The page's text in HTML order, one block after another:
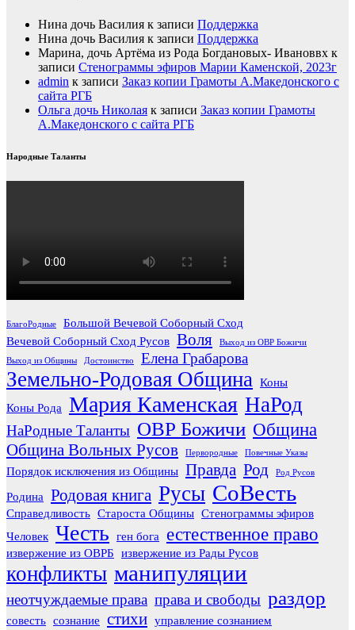
Нина дочь Василия к записи Поддержка
Нина дочь Василия к записи Поддержка
Марина, дочь Артёма из Рода Богдановых- Ивановвх к
записи Стенограммы эфиров Марии Каменской, 2023г
admin к записи Заказ копии Грамоты А.Македонского с
сайта РГБ
Ольга дочь Николая к записи Заказ копии Грамоты
А.Македонского с сайта РГБ
Народные Таланты
БлагоРодные
Большой Вечевой Соборный Сход
Вечевой Соборный Сход Русов Воля Выход из ОВР Божичи
Выход из Общины Достоинство Елена Грабарова
Земельно-Родовая Община Коны
Коны Рода Мария Каменская НаРод
НаРодные Таланты ОВР Божичи Община
Община Вольных Русов Первородные Повечные Указы
Порядок исключения из Общины Правда Род Род Русов
Родина Родовая книга Русы СоВесть
Справедливость Староста Общины Стенограммы эфиров
Человек Честь ген бога естественное право
извержение из ОВРБ извержение из Рады Русов
конфликты манипуляции
неотчуждаемые права права и свободы раздор
совесть сознание стихи управление сознанием